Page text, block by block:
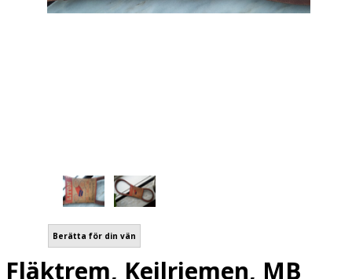
Berätta för din vän
Fläktrem, Keilriemen, MB